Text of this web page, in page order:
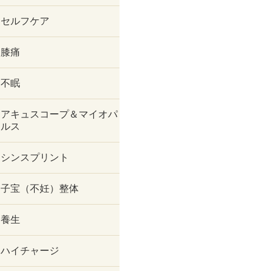
セルフケア
膝痛
不眠
アキュスコープ＆マイオパ
ルス
シンスプリント
子宝（不妊）整体
養生
ハイチャージ